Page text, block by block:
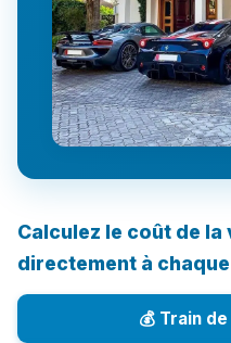
Calculez le coût de la
directement à
💰 Train